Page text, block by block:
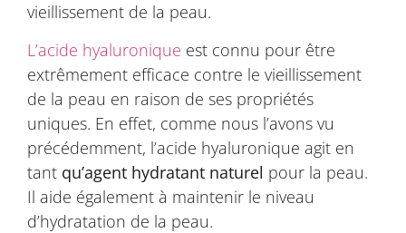
vieillissement de la peau.
L’acide hyaluronique est connu pour être
extrêmement efficace contre le vieillissement
de la peau en raison de ses propriétés
uniques. En effet, comme nous l’avons vu
précédemment, l’acide hyaluronique agit en
tant qu’agent hydratant naturel pour la peau.
Il aide également à maintenir le niveau
d’hydratation de la peau.